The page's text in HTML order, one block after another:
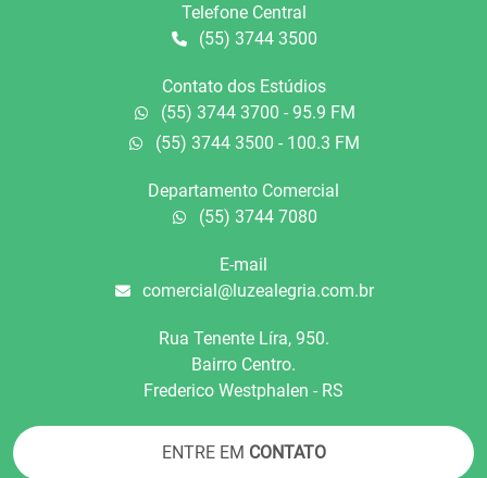
Telefone Central
(55) 3744 3500
Contato dos Estúdios
(55) 3744 3700 - 95.9 FM
(55) 3744 3500 - 100.3 FM
Departamento Comercial
(55) 3744 7080
E-mail
comercial@luzealegria.com.br
Rua Tenente Líra, 950.
Bairro Centro.
Frederico Westphalen - RS
ENTRE EM CONTATO